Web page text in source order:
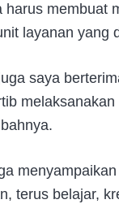
harus membuat
layanan yang
saya
terus belajar,